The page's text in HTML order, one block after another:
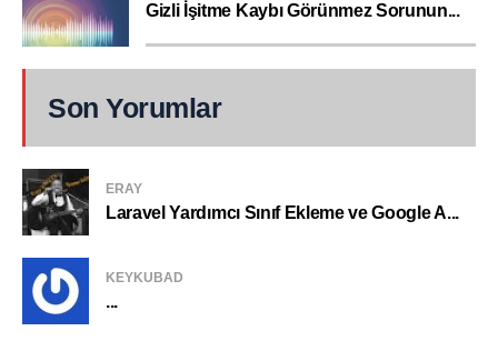
Gizli İşitme Kaybı Görünmez Sorunun...
Son Yorumlar
ERAY
Laravel Yardımcı Sınıf Ekleme ve Google A...
KEYKUBAD
...